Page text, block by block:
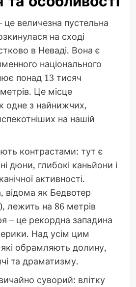
величезна пустельна
на сході
в Неваді. Вона є
національного
понад 13 тисяч
Це місце
одне з найнижчих,
на нашій
контрастами: тут є
дюни, глибокі каньйони і
активності.
відома як Бедвотер
лежить на 86 метрів
– це рекордна западина
Над усім цим
обрамляють долину,
та драматизму.
суворий: влітку